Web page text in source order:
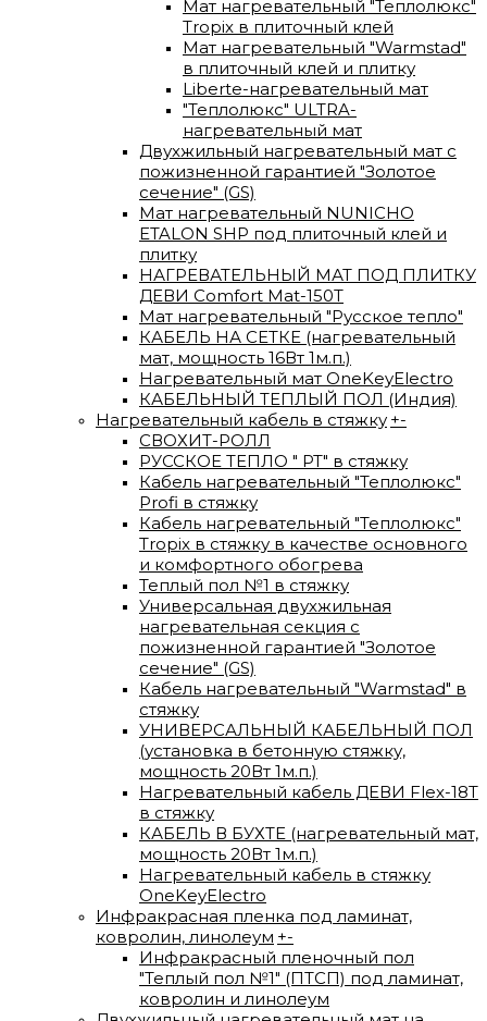
Мат нагревательный "Теплолюкс"
Tropix в плиточный клей
Мат нагревательный "Warmstad"
в плиточный клей и плитку
Liberte-нагревательный мат
"Теплолюкс" ULTRA-
нагревательный мат
Двухжильный нагревательный мат с
пожизненной гарантией "Золотое
сечение" (GS)
Мат нагревательный NUNICHO
ETALON SHP под плиточный клей и
плитку
НАГРЕВАТЕЛЬНЫЙ МАТ ПОД ПЛИТКУ
ДЕВИ Comfort Mat-150T
Мат нагревательный "Русское тепло"
КАБЕЛЬ НА СЕТКЕ (нагревательный
мат, мощность 16Вт 1м.п.)
Нагревательный мат OneKeyElectro
КАБЕЛЬНЫЙ ТЕПЛЫЙ ПОЛ (Индия)
Нагревательный кабель в стяжку +-
СВОХИТ-РОЛЛ
РУССКОЕ ТЕПЛО " РТ" в стяжку
Кабель нагревательный "Теплолюкс"
Profi в стяжку
Кабель нагревательный "Теплолюкс"
Tropix в стяжку в качестве основного
и комфортного обогрева
Теплый пол №1 в стяжку
Универсальная двухжильная
нагревательная секция с
пожизненной гарантией "Золотое
сечение" (GS)
Кабель нагревательный "Warmstad" в
стяжку
УНИВЕРСАЛЬНЫЙ КАБЕЛЬНЫЙ ПОЛ
(установка в бетонную стяжку,
мощность 20Вт 1м.п.)
Нагревательный кабель ДЕВИ Flex-18T
в стяжку
КАБЕЛЬ В БУХТЕ (нагревательный мат,
мощность 20Вт 1м.п.)
Нагревательный кабель в стяжку
OneKeyElectro
Инфракрасная пленка под ламинат,
ковролин, линолеум +-
Инфракрасный пленочный пол
"Теплый пол №1" (ПТСП) под ламинат,
ковролин и линолеум